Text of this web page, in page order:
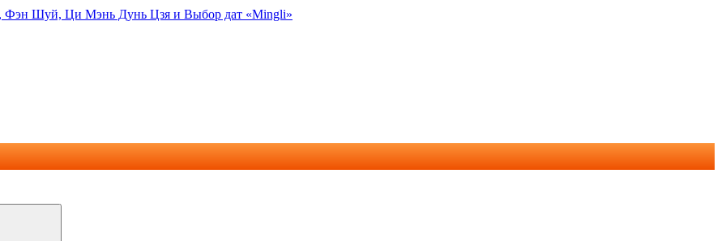
Фэн Шуй, Ци Мэнь Дунь Цзя и Выбор дат «Mingli»